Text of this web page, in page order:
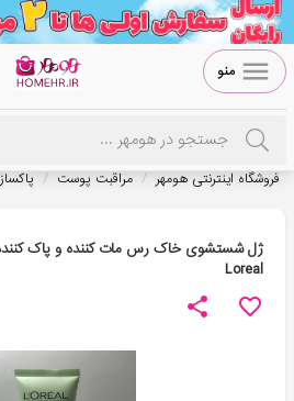
منو
فروشگاه اینترنتی هومهر / مراقبت پوست /
ژل شستشوی خاک رس مات کننده و پاک
Loreal